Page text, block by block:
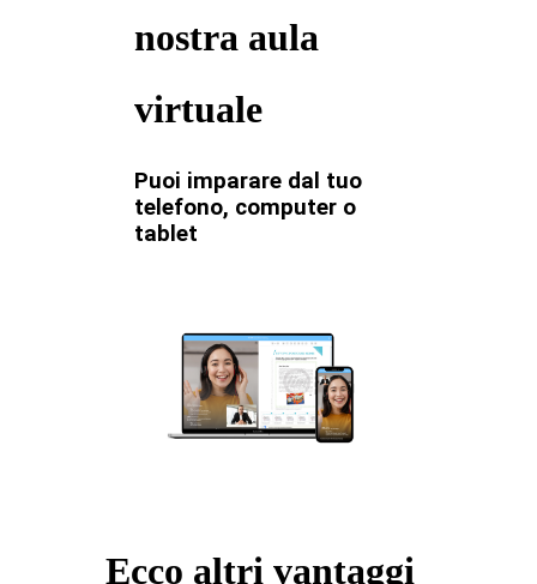
nostra aula
virtuale
Puoi imparare dal tuo
telefono, computer o
tablet
Ecco altri vantaggi